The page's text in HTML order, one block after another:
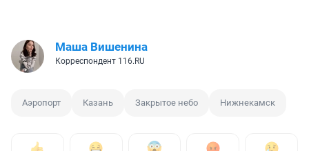
Маша Вишенина
Корреспондент 116.RU
Аэропорт Казань Закрытое небо Нижнекамск